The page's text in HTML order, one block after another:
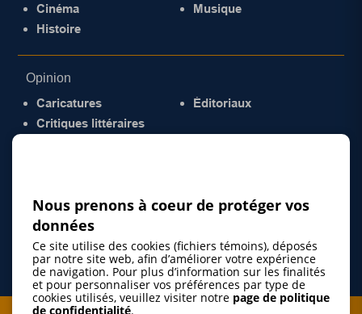
Cinéma
Histoire
Musique
Opinion
Caricatures
Critiques littéraires
Éditoriaux
Nous prenons à coeur de protéger vos
données
Ce site utilise des cookies (fichiers témoins), déposés
par notre site web, afin d’améliorer votre expérience
de navigation. Pour plus d’information sur les finalités
et pour personnaliser vos préférences par type de
cookies utilisés, veuillez visiter notre page de politique
de confidentialité.